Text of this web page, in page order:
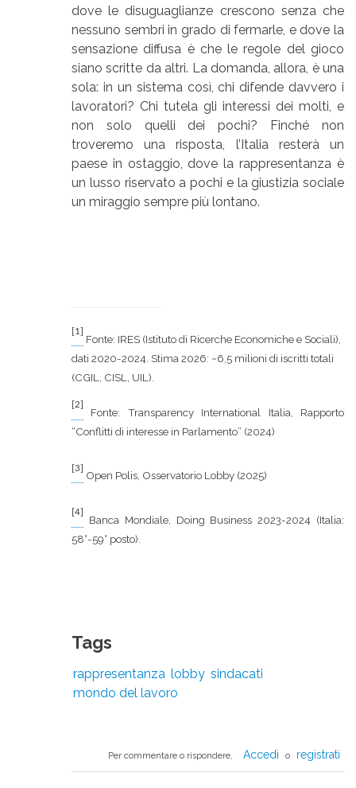
dove le disuguaglianze crescono senza che
nessuno sembri in grado di fermarle, e dove la
sensazione diffusa è che le regole del gioco
siano scritte da altri. La domanda, allora, è una
sola: in un sistema così, chi difende davvero i
lavoratori? Chi tutela gli interessi dei molti, e
non solo quelli dei pochi? Finché non
troveremo una risposta, l’Italia resterà un
paese in ostaggio, dove la rappresentanza è
un lusso riservato a pochi e la giustizia sociale
un miraggio sempre più lontano.
[1]
Fonte: IRES (Istituto di Ricerche Economiche e Sociali),
dati 2020-2024. Stima 2026: ~6,5 milioni di iscritti totali
(CGIL, CISL, UIL).
[2]
Fonte: Transparency International Italia, Rapporto
“Conflitti di interesse in Parlamento” (2024)
[3]
Open Polis, Osservatorio Lobby (2025)
[4]
Banca Mondiale, Doing Business 2023-2024 (Italia:
58°-59° posto).
Tags
rappresentanza lobby sindacati
mondo del lavoro
Per commentare o rispondere, Accedi o registrati